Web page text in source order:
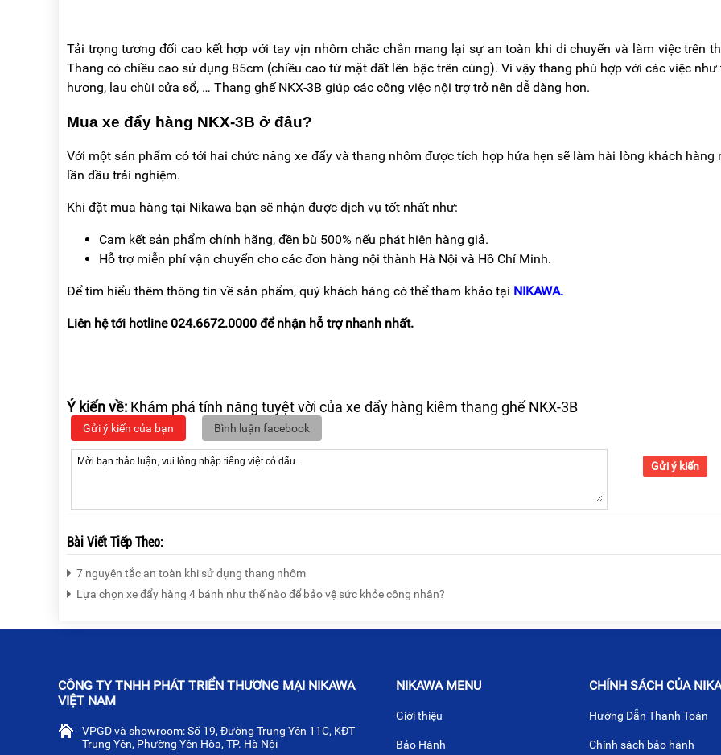
Tải trọng tương đối cao kết hợp với tay vịn nhôm chắc chắn mang lại sự an toàn khi di chuyển và làm việc trên
Thang có chiều cao sử dụng 85cm (chiều cao từ mặt đất lên bậc trên cùng). Vì vậy thang phù hợp với các việc như
hương, lau chùi cửa sổ, … Thang ghế NKX-3B giúp các công việc nội trợ trở nên dễ dàng hơn.
Mua xe đẩy hàng NKX-3B ở đâu?
Với một sản phẩm có tới hai chức năng xe đẩy và thang nhôm được tích hợp hứa hẹn sẽ làm hài lòng khách hàng
lần đầu trải nghiệm.
Khi đặt mua hàng tại Nikawa bạn sẽ nhận được dịch vụ tốt nhất như:
Cam kết sản phẩm chính hãng, đền bù 500% nếu phát hiện hàng giả.
Hỗ trợ miễn phí vận chuyển cho các đơn hàng nội thành Hà Nội và Hồ Chí Minh.
Để tìm hiểu thêm thông tin về sản phẩm, quý khách hàng có thể tham khảo tại NIKAWA.
Liên hệ tới hotline 024.6672.0000 để nhận hỗ trợ nhanh nhất.
Ý kiến về: Khám phá tính năng tuyệt vời của xe đẩy hàng kiêm thang ghế NKX-3B
Gửi ý kiến của bạn Bình luận facebook
Gửi ý kiến
Bài Viết Tiếp Theo:
7 nguyên tắc an toàn khi sử dụng thang nhôm
Lựa chọn xe đẩy hàng 4 bánh như thế nào để bảo vệ sức khỏe công nhân?
CÔNG TY TNHH PHÁT TRIỂN THƯƠNG MẠI NIKAWA
VIỆT NAM
VPGD và showroom: Số 19, Đường Trung Yên 11C, KĐT
Trung Yên, Phường Yên Hòa, TP. Hà Nội
NIKAWA MENU
Giới thiệu
Bảo Hành
CHÍNH SÁCH CỦA
Hướng Dẫn Thanh Toán
Chính sách bảo hành